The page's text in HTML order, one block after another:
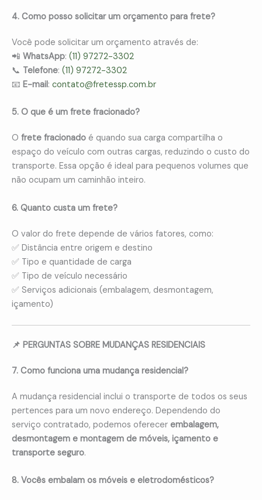
4. Como posso solicitar um orçamento para frete?
Você pode solicitar um orçamento através de:
📲 WhatsApp: (11) 97272-3302
📞 Telefone: (11) 97272-3302
📧 E-mail: contato@fretessp.com.br
5. O que é um frete fracionado?
O frete fracionado é quando sua carga compartilha o
espaço do veículo com outras cargas, reduzindo o custo do
transporte. Essa opção é ideal para pequenos volumes que
não ocupam um caminhão inteiro.
6. Quanto custa um frete?
O valor do frete depende de vários fatores, como:
✅ Distância entre origem e destino
✅ Tipo e quantidade de carga
✅ Tipo de veículo necessário
✅ Serviços adicionais (embalagem, desmontagem,
içamento)
📌 PERGUNTAS SOBRE MUDANÇAS RESIDENCIAIS
7. Como funciona uma mudança residencial?
A mudança residencial inclui o transporte de todos os seus
pertences para um novo endereço. Dependendo do
serviço contratado, podemos oferecer embalagem,
desmontagem e montagem de móveis, içamento e
transporte seguro.
8. Vocês embalam os móveis e eletrodomésticos?